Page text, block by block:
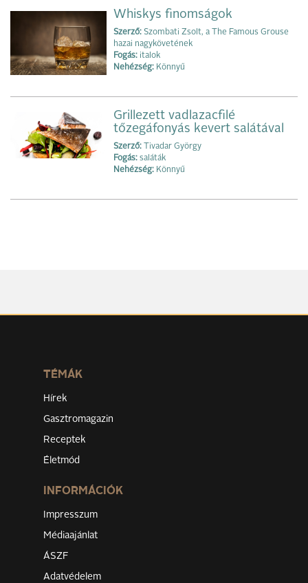
Whiskys finomságok
Szerző: Szombati Zsolt, a The Famous Grouse
hazai nagykövetének
Fogás: italok
Nehézség: Könnyű
Grillezett vadlazacfilé
tőzegáfonyás kevert salátával
Szerző: Tivadar György
Fogás: saláták
Nehézség: Könnyű
TÉMÁK
Hírek
Gasztromagazin
Receptek
Életmód
INFORMÁCIÓK
Impresszum
Médiaajánlat
ÁSZF
Adatvédelem